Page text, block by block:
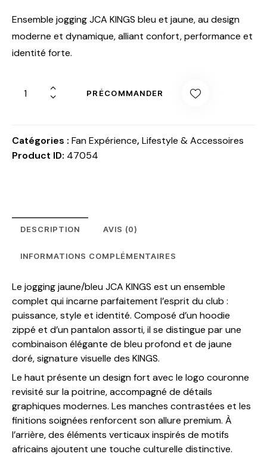
Ensemble jogging JCA KINGS bleu et jaune, au design
moderne et dynamique, alliant confort, performance et
identité forte.
PRÉCOMMANDER
Catégories : ​Fan Expérience, Lifestyle & Accessoires
Product ID: 47054
DESCRIPTION AVIS (0)
INFORMATIONS COMPLÉMENTAIRES
Le jogging jaune/bleu JCA KINGS est un ensemble
complet qui incarne parfaitement l’esprit du club :
puissance, style et identité. Composé d’un hoodie
zippé et d’un pantalon assorti, il se distingue par une
combinaison élégante de bleu profond et de jaune
doré, signature visuelle des KINGS.
Le haut présente un design fort avec le logo couronne
revisité sur la poitrine, accompagné de détails
graphiques modernes. Les manches contrastées et les
finitions soignées renforcent son allure premium. À
l’arrière, des éléments verticaux inspirés de motifs
africains ajoutent une touche culturelle distinctive.